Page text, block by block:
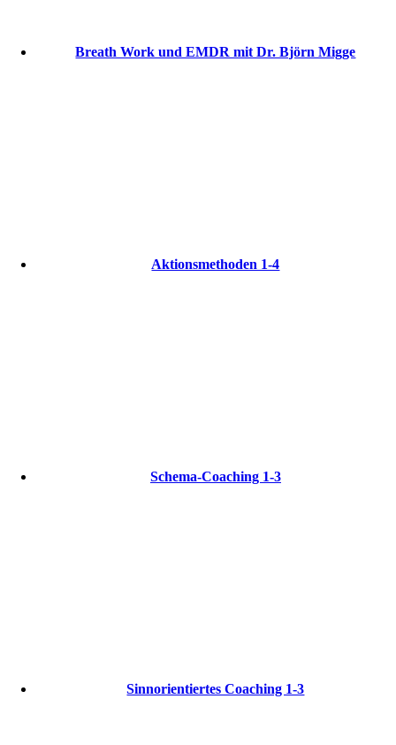
Breath Work und EMDR mit Dr. Björn Migge
Aktionsmethoden 1-4
Schema-Coaching 1-3
Sinnorientiertes Coaching 1-3